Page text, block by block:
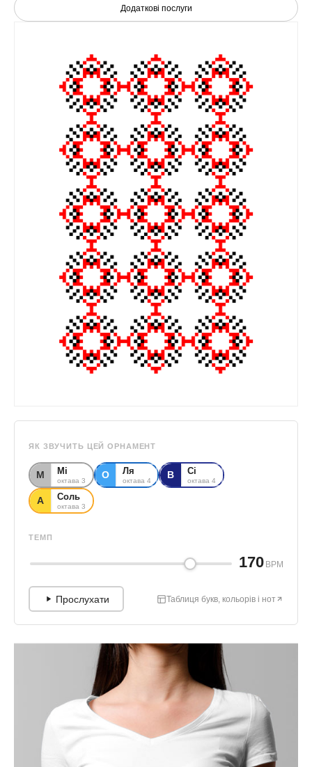
Додаткові послуги
ЯК ЗВУЧИТЬ ЦЕЙ ОРНАМЕНТ
М Мі
октава 3 О Ля
октава 4 В Сі
октава 4
А Соль
октава 3
ТЕМП
170 BPM
Прослухати Таблиця букв, кольорів і нот